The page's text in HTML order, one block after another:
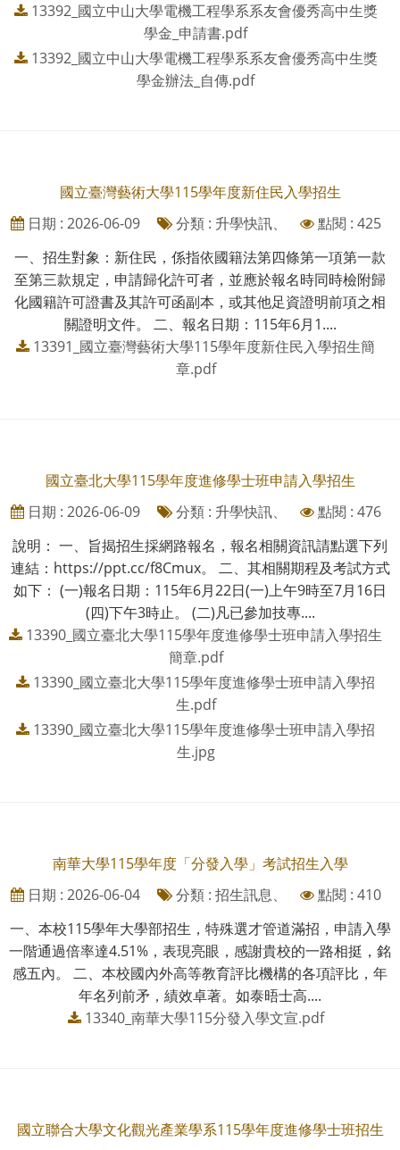
13392_國立中山大學電機工程學系系友會優秀高中生獎
學金_申請書.pdf
13392_國立中山大學電機工程學系系友會優秀高中生獎
學金辦法_自傳.pdf
國立臺灣藝術大學115學年度新住民入學招生
日期 : 2026-06-09
分類 : 升學快訊、
點閱 : 425
一、招生對象：新住民，係指依國籍法第四條第一項第一款
至第三款規定，申請歸化許可者，並應於報名時同時檢附歸
化國籍許可證書及其許可函副本，或其他足資證明前項之相
關證明文件。 二、報名日期：115年6月1....
13391_國立臺灣藝術大學115學年度新住民入學招生簡
章.pdf
國立臺北大學115學年度進修學士班申請入學招生
日期 : 2026-06-09
分類 : 升學快訊、
點閱 : 476
說明： 一、旨揭招生採網路報名，報名相關資訊請點選下列
連結：https://ppt.cc/f8Cmux。 二、其相關期程及考試方式
如下： (一)報名日期：115年6月22日(一)上午9時至7月16日
(四)下午3時止。 (二)凡已參加技專....
13390_國立臺北大學115學年度進修學士班申請入學招生
簡章.pdf
13390_國立臺北大學115學年度進修學士班申請入學招
生.pdf
13390_國立臺北大學115學年度進修學士班申請入學招
生.jpg
南華大學115學年度「分發入學」考試招生入學
日期 : 2026-06-04
分類 : 招生訊息、
點閱 : 410
一、本校115學年大學部招生，特殊選才管道滿招，申請入學
一階通過倍率達4.51%，表現亮眼，感謝貴校的一路相挺，銘
感五內。 二、本校國內外高等教育評比機構的各項評比，年
年名列前矛，績效卓著。如泰晤士高....
13340_南華大學115分發入學文宣.pdf
國立聯合大學文化觀光產業學系115學年度進修學士班招生